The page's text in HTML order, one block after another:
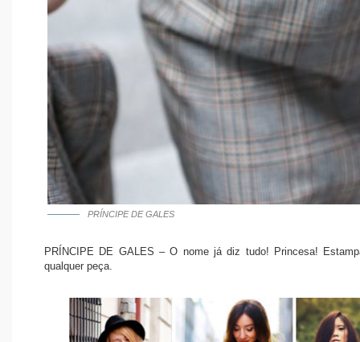
PRÍNCIPE DE GALES
PRÍNCIPE DE GALES – O nome já diz tudo! Princesa!
qualquer peça.